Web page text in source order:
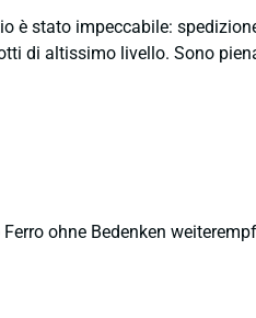
è stato impeccabile:
di altissimo livello. Sono
ohne Bedenken